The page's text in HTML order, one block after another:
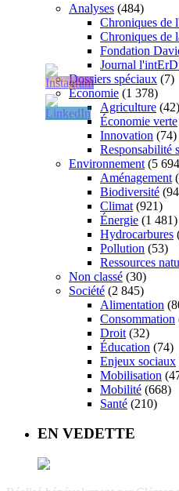
Analyses (484)
Chroniques de
Chroniques de
Fondation
Journal
Dossiers spéciaux (7)
Économie (1 378)
Agriculture (42)
Économie verte
Innovation (74)
Responsabilité
Environnement (5
Aménagement
Biodiversité
Climat (921)
Énergie (1 481)
Hydrocarbures
Pollution (53)
Ressources
Non classé (30)
Société (2 845)
Alimentation
Consommation
Droit (32)
Éducation (74)
Enjeux sociaux
Mobilisation
Mobilité (668)
Santé (210)
EN VEDETTE